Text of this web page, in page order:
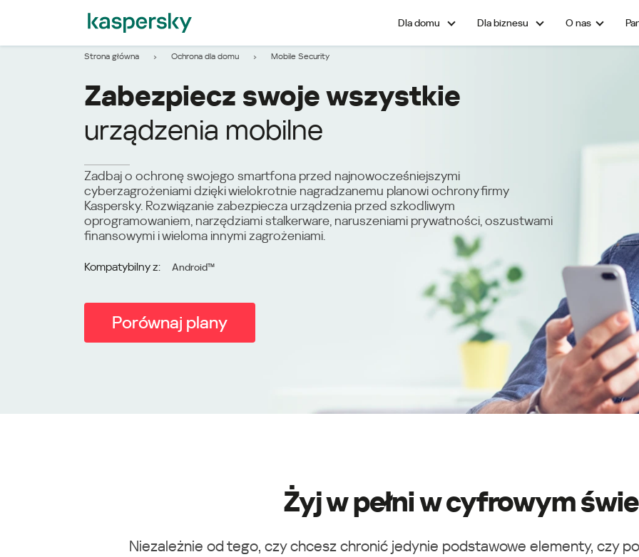
O nas
Strona główna Ochrona dla domu Mobile Security
Zabezpiecz swoje wszystkie
urządzenia mobilne
Zadbaj o ochronę swojego smartfona przed najnowocześniejszymi
cyberzagrożeniami dzięki wielokrotnie nagradzanemu planowi ochrony firmy
Kaspersky. Rozwiązanie zabezpiecza urządzenia przed szkodliwym
oprogramowaniem, narzędziami stalkerware, naruszeniami prywatności, oszustwami
finansowymi i wieloma innymi zagrożeniami.
Kompatybilny z: Android™
Porównaj plany
Żyj w pełni w cyfrowym
Niezależnie od tego, czy chcesz chronić jedynie podstawowe elementy, czy